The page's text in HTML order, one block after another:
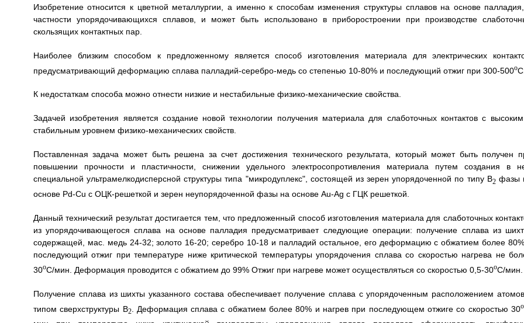
Изобретение относится к цветной металлургии, а именно к способам изменения структуры сплавов на основе
частности упорядочивающихся сплавов, и может быть использовано в приборостроении при производстве
скользящих контактных пар.
Наиболее близким способом к предложенному является способ изготовления материала для электрических
предусматривающий деформацию сплава палладий-серебро-медь со степенью 10-80% и последующий отжиг при 300-500oC.
К недостаткам способа можно отнести низкие и нестабильные физико-механические свойства.
Задачей изобретения является создание новой технологии получения материала для слаботочных контактов с
стабильным уровнем физико-механических свойств.
Поставленная задача может быть решена за счет достижения технического результата, который может быть получен
повышении прочности и пластичности, снижении удельного электросопротивления материала путем создания в
специальной ультрамелкодисперсной структуры типа "микродуплекс", состоящей из зерен упорядоченной по типу B2фазы
основе Pd-Cu с ОЦК-решеткой и зерен неупорядоченной фазы на основе Au-Ag с ГЦК решеткой.
Данный технический результат достигается тем, что предложенный способ изготовления материала для слаботочных
из упорядочивающегося сплава на основе палладия предусматривает следующие операции: получение сплава из
содержащей, мас. медь 24-32; золото 16-20; серебро 10-18 и палладий остальное, его деформацию с обжатием более
последующий отжиг при температуре ниже критической температуры упорядочения сплава со скоростью нагрева не
30oC/мин. Деформация проводится с обжатием до 99% Отжиг при нагреве может осуществляться со скоростью 0,5-30oC/мин.
Получение сплава из шихты указанного состава обеспечивает получение сплава с упорядоченным расположением
типом сверхструктуры B2. Деформация сплава с обжатием более 80% и нагрев при последующем отжиге со скоростью 30o